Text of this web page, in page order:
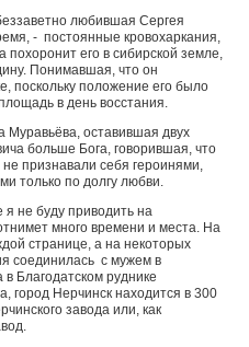
любившая Сергея
- постоянные кровохаркания,
похоронит его в сибирской земле,
Понимавшая, что он
поскольку положение его было
в день восстания.
Муравьёва, оставившая двух
больше Бога, говорившая, что
признавали себя героинями,
только по долгу любви.
не буду приводить на
много времени и места. На
странице, а на некоторых
соединилась с мужем в
Благодатском руднике
город Нерчинск находится в 300
завода или, как